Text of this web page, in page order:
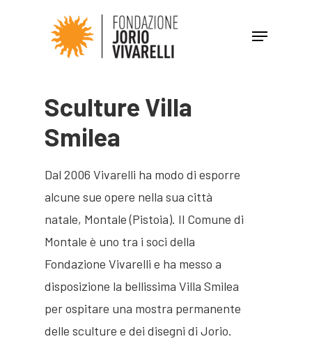
Sculture Villa
Smilea
Dal 2006 Vivarelli ha modo di esporre
alcune sue opere nella sua città
natale, Montale (Pistoia). Il Comune di
Montale è uno tra i soci della
Fondazione Vivarelli e ha messo a
disposizione la bellissima Villa Smilea
per ospitare una mostra permanente
delle sculture e dei disegni di Jorio.